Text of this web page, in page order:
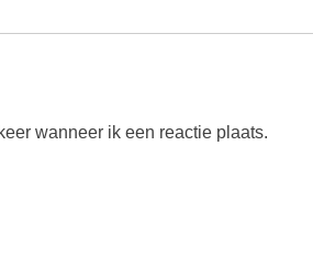
wanneer ik een reactie plaats.